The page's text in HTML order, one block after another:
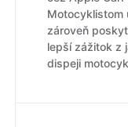
Motocyklistom
zároveň
lepší zážitok z
dispeji